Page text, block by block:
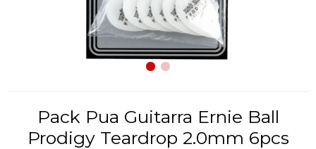
Pack Pua Guitarra Ernie Ball
Prodigy Teardrop 2.0mm 6pcs